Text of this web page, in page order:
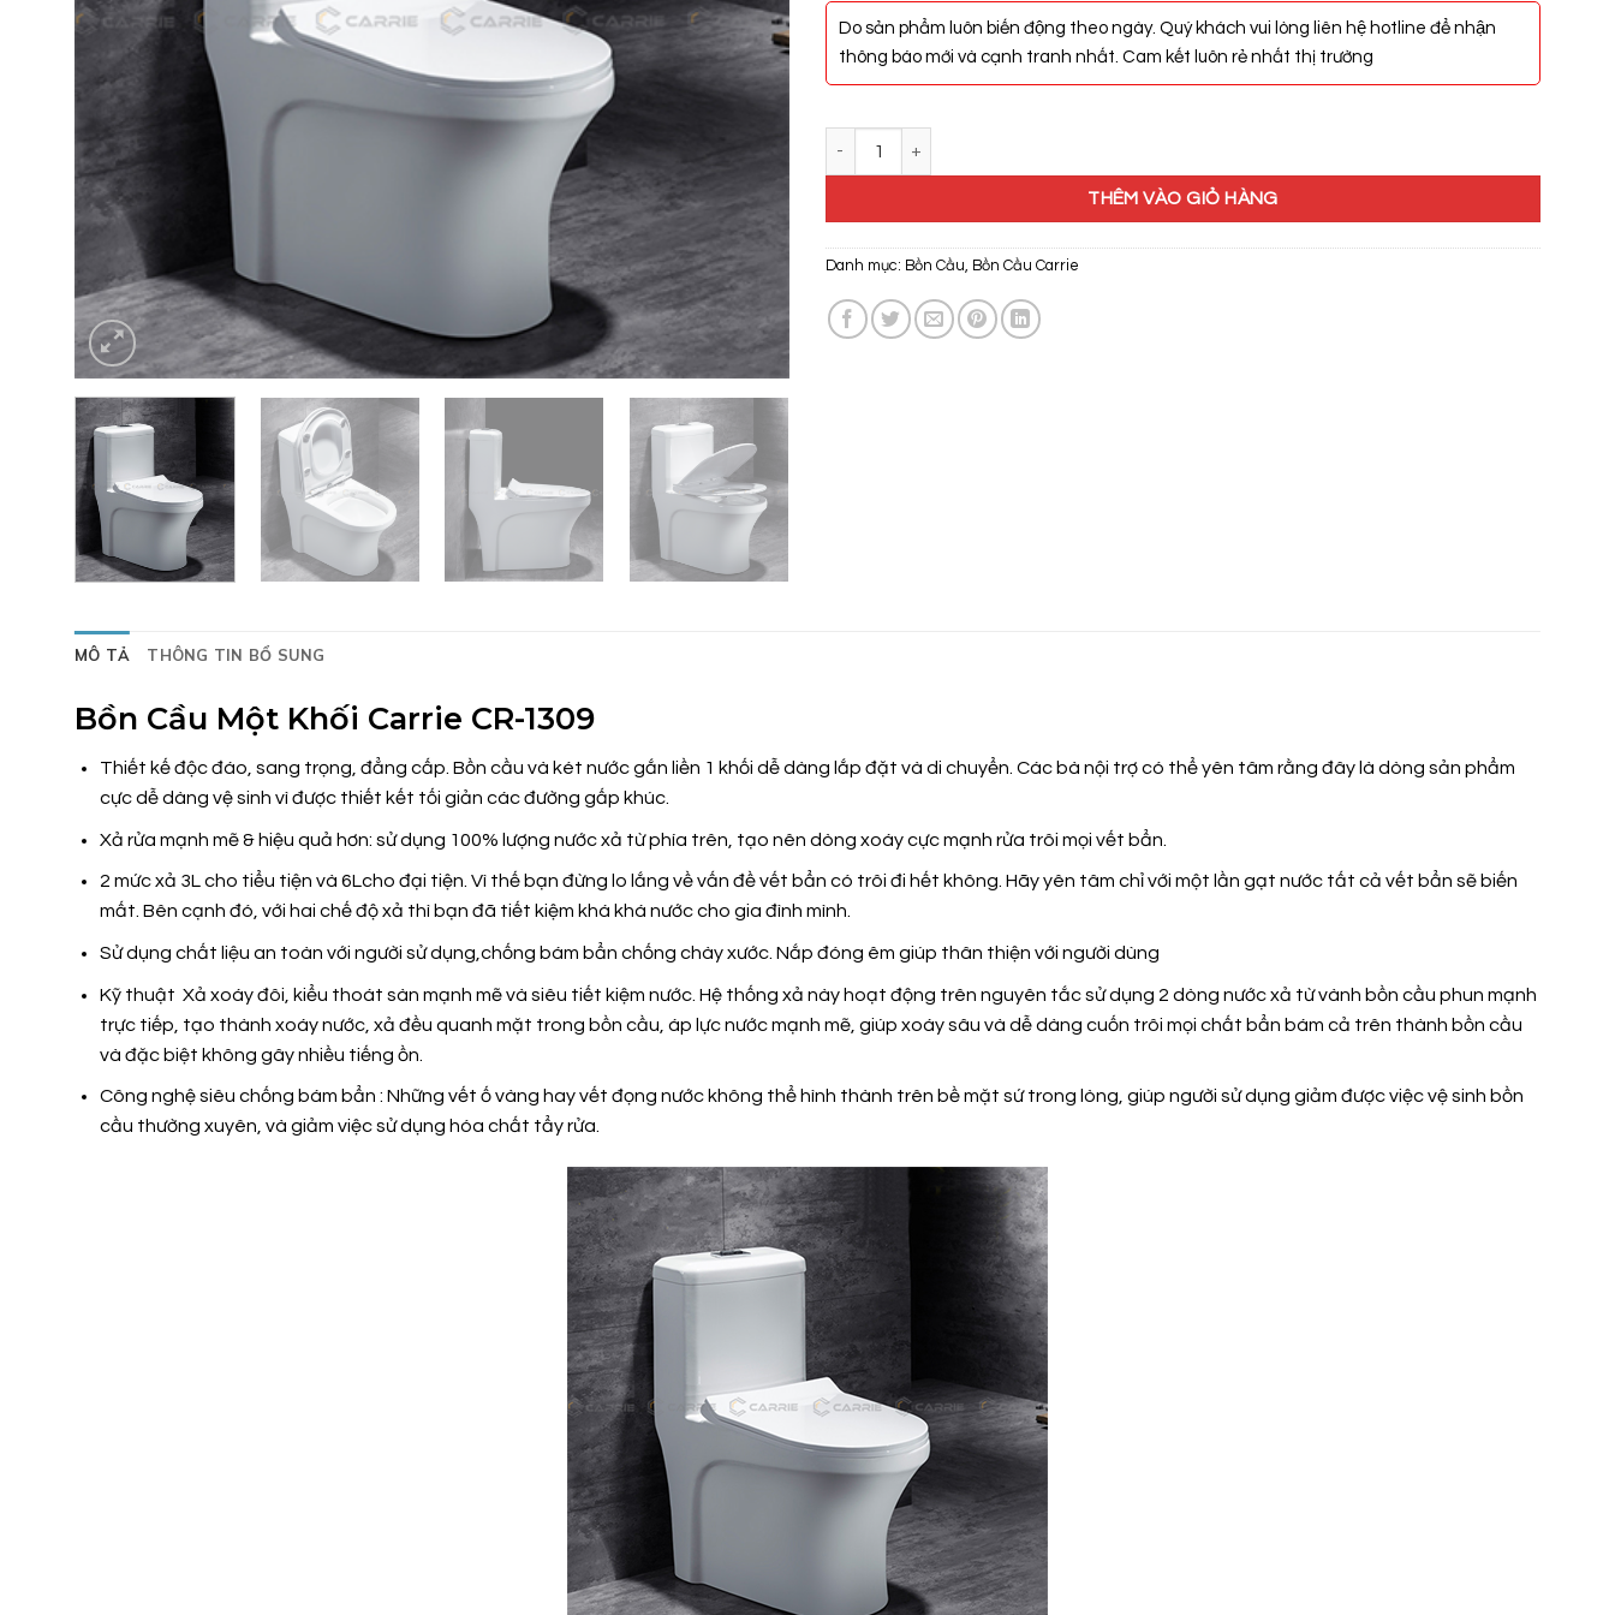
Do sản phẩm luôn biến động theo ngày. Quý khách vui lòng liên hệ hotline để nhận
thông báo mới và cạnh tranh nhất. Cam kết luôn rẻ nhất thị trường
THÊM VÀO GIỎ HÀNG
Danh mục: Bồn Cầu, Bồn Cầu Carrie
MÔ TẢ THÔNG TIN BỔ SUNG
Bồn Cầu Một Khối Carrie CR-1309
Thiết kế độc đáo, sang trọng, đẳng cấp. Bồn cầu và két nước gắn liền 1 khối dễ dàng lắp đặt và di chuyển. Các bà nội trợ có thể yên tâm rằng đây là dòng sản phẩm
cực dễ dàng vệ sinh vì được thiết kết tối giản các đường gấp khúc.
Xả rửa mạnh mẽ & hiệu quả hơn: sử dụng 100% lượng nước xả từ phía trên, tạo nên dòng xoáy cực mạnh rửa trôi mọi vết bẩn.
2 mức xả 3L cho tiểu tiện và 6Lcho đại tiện. Vì thế bạn đừng lo lắng về vấn đề vết bẩn có trôi đi hết không. Hãy yên tâm chỉ với một lần gạt nước tất cả vết bẩn sẽ biến
mất. Bên cạnh đó, với hai chế độ xả thì bạn đã tiết kiệm khá khá nước cho gia đình mình.
Sử dụng chất liệu an toàn với người sử dụng,chống bám bẩn chống chày xước. Nắp đóng êm giúp thân thiện với người dùng
Kỹ thuật Xả xoáy đôi, kiểu thoát sàn mạnh mẽ và siêu tiết kiệm nước. Hệ thống xả này hoạt động trên nguyên tắc sử dụng 2 dòng nước xả từ vành bồn cầu phun mạnh
trực tiếp, tạo thành xoáy nước, xả đều quanh mặt trong bồn cầu, áp lực nước mạnh mẽ, giúp xoáy sâu và dễ dàng cuốn trôi mọi chất bẩn bám cả trên thành bồn cầu
và đặc biệt không gây nhiều tiếng ồn.
Công nghệ siêu chống bám bẩn : Những vết ố vàng hay vết đọng nước không thể hình thành trên bề mặt sứ trong lòng, giúp người sử dụng giảm được việc vệ sinh bồn
cầu thường xuyên, và giảm việc sử dụng hóa chất tẩy rửa.